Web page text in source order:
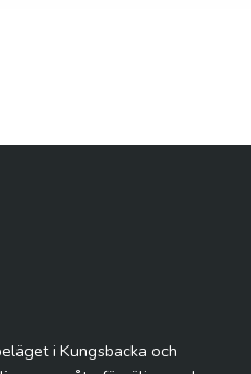
i Kungsbacka och